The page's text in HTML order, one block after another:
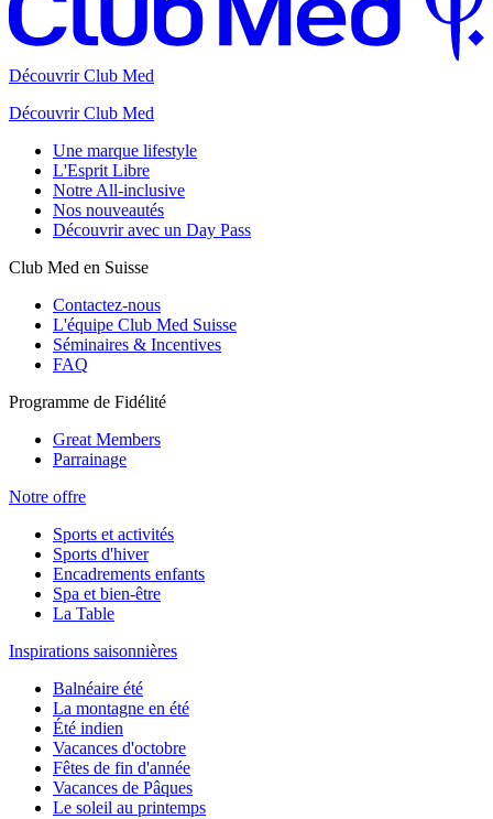
Découvrir Club Med
Découvrir Club Med
Une marque lifestyle
L'Esprit Libre
Notre All-inclusive
Nos nouveautés
Découvrir avec un Day Pass
Club Med en Suisse
Contactez-nous
L'équipe Club Med Suisse
Séminaires & Incentives
FAQ
Programme de Fidélité
Great Members
Parrainage
Notre offre
Sports et activités
Sports d'hiver
Encadrements enfants
Spa et bien-être
La Table
Inspirations saisonnières
Balnéaire été
La montagne en été
Été indien
Vacances d'octobre
Fêtes de fin d'année
Vacances de Pâques
Le soleil au printemps